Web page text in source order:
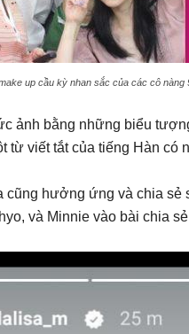
up cầu kỳ nhan sắc của các cô
ảnh bằng những biểu
từ viết tắt của tiếng Hàn có
cũng hưởng ứng và chia
và Minnie vào bài chia